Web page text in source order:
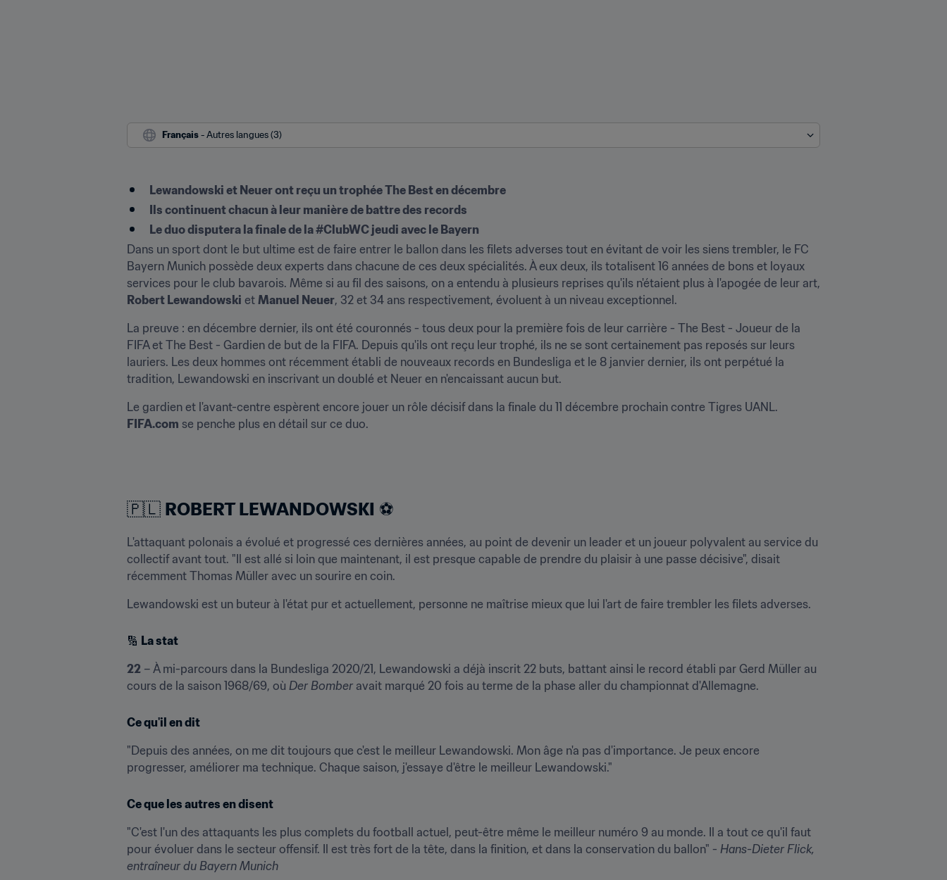
Français - Autres langues (3)
Lewandowski et Neuer ont reçu un trophée The Best en décembre
Ils continuent chacun à leur manière de battre des records
Le duo disputera la finale de la #ClubWC jeudi avec le Bayern
Dans un sport dont le but ultime est de faire entrer le ballon dans les filets adverses tout en évitant de voir les siens trembler, le FC
Bayern Munich possède deux experts dans chacune de ces deux spécialités. À eux deux, ils totalisent 16 années de bons et loyaux
Robert Lewandowski et Manuel Neuer, 32 et 34 ans respectivement, évoluent à un niveau exceptionnel.
La preuve : en décembre dernier, ils ont été couronnés - tous deux pour la première fois de leur carrière - The Best - Joueur de la
FIFA et The Best - Gardien de but de la FIFA. Depuis qu'ils ont reçu leur trophé, ils ne se sont certainement pas reposés sur leurs
lauriers. Les deux hommes ont récemment établi de nouveaux records en Bundesliga et le 8 janvier dernier, ils ont perpétué la
tradition, Lewandowski en inscrivant un doublé et Neuer en n'encaissant aucun but.
FIFA.com se penche plus en détail sur ce duo.
🇵🇱 ROBERT LEWANDOWSKI ⚽
L'attaquant polonais a évolué et progressé ces dernières années, au point de devenir un leader et un joueur polyvalent au service du
collectif avant tout. "Il est allé si loin que maintenant, il est presque capable de prendre du plaisir à une passe décisive", disait
récemment Thomas Müller avec un sourire en coin.
Lewandowski est un buteur à l'état pur et actuellement, personne ne maîtrise mieux que lui l'art de faire trembler les filets adverses.
🔢 La stat
22 – À mi-parcours dans la Bundesliga 2020/21, Lewandowski a déjà inscrit 22 buts, battant ainsi le record établi par Gerd Müller au
cours de la saison 1968/69, où Der Bomber avait marqué 20 fois au terme de la phase aller du championnat d'Allemagne.
Ce qu'il en dit
"Depuis des années, on me dit toujours que c'est le meilleur Lewandowski. Mon âge n'a pas d'importance. Je peux encore
progresser, améliorer ma technique. Chaque saison, j'essaye d'être le meilleur Lewandowski."
Ce que les autres en disent
"C'est l'un des attaquants les plus complets du football actuel, peut-être même le meilleur numéro 9 au monde. Il a tout ce qu'il faut
pour évoluer dans le secteur offensif. Il est très fort de la tête, dans la finition, et dans la conservation du ballon" - Hans-Dieter Flick,
entraîneur du Bayern Munich